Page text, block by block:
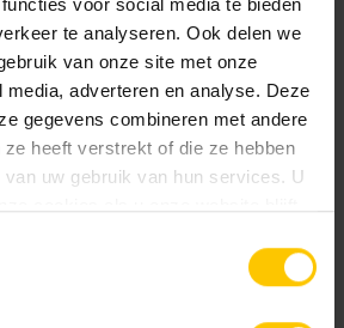
voor social media te bieden
te analyseren. Ook delen we
van onze site met onze
adverteren en analyse. Deze
gegevens combineren met andere
ze heeft verstrekt of die ze hebben
uw gebruik van hun services. U
, zijn grotendeels afgedekt en
en esthetisch uiterlijk. Hoewel
worden voor reiniging, adviseren
aan het begin en
onderhoud.